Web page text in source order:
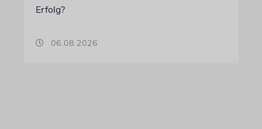
Erfolg?
06.08.2026